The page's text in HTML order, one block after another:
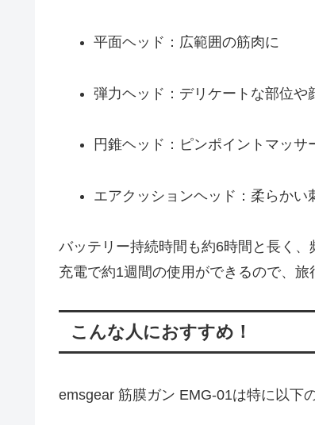
平面ヘッド：広範囲の筋肉に
弾力ヘッド：デリケートな部位や
円錐ヘッド：ピンポイントマッサ
エアクッションヘッド：柔らかい
バッテリー持続時間も約6時間と長く
充電で約1週間の使用ができるので、旅
こんな人におすすめ！
emsgear 筋膜ガン EMG-01は特に以下